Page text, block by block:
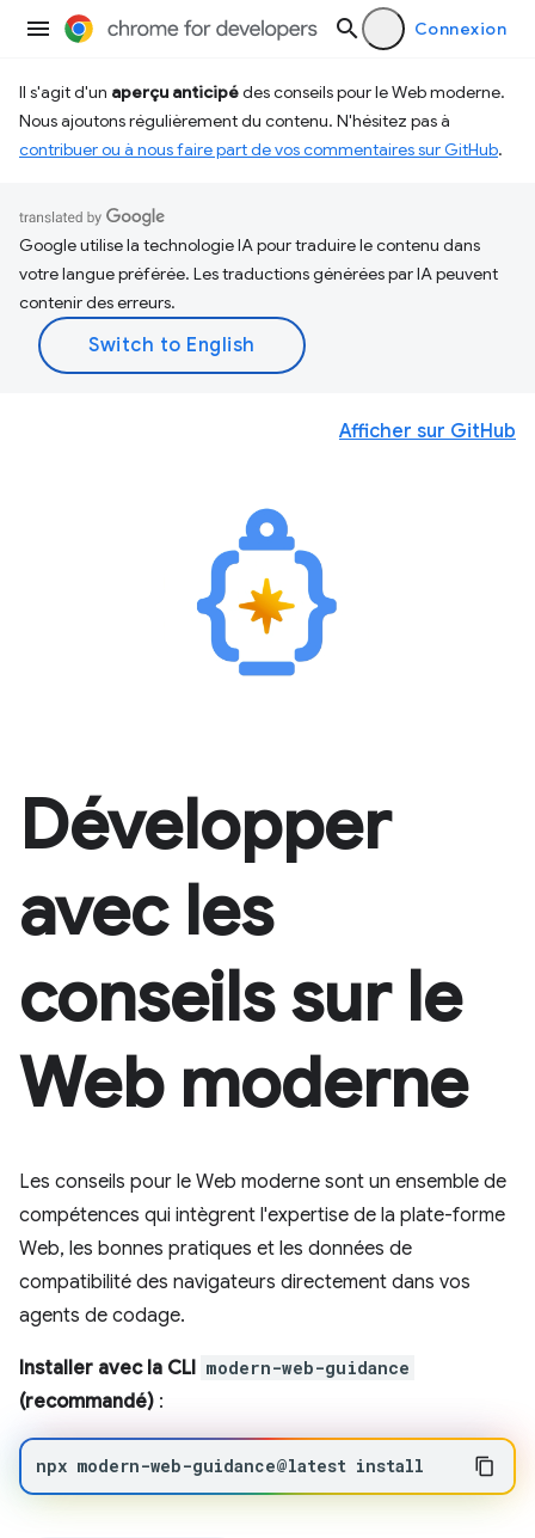
Connexion
Il s'agit d'un aperçu anticipédes conseils pour le Web moderne.
Nous ajoutons régulièrement du contenu. N'hésitez pas à
contribuer ou à nous faire part de vos commentaires sur GitHub.
Google utilise la technologie IA pour traduire le contenu dans
votre langue préférée. Les traductions générées par IA peuvent
contenir des erreurs.
Développer
avec les
conseils sur le
Web moderne
Les conseils pour le Web moderne sont un ensemble de
compétences qui intègrent l'expertise de la plate-forme
Web, les bonnes pratiques et les données de
compatibilité des navigateurs directement dans vos
agents de codage.
Installer avec la CLI modern-web-guidance
(recommandé) :
npx modern-web-guidance@latest install
Afficher sur GitHub